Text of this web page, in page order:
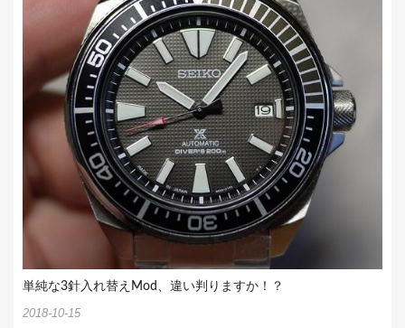
単純な3針入れ替えMod、違い判りますか！？
2018-10-15